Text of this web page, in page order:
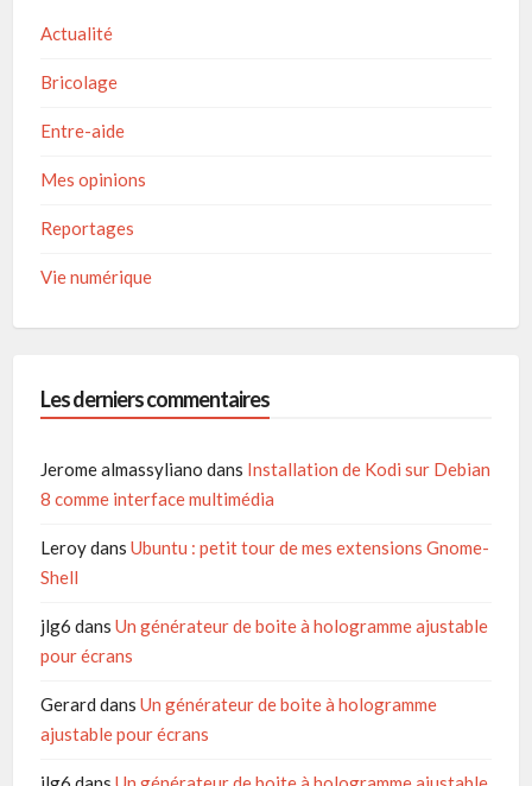
Actualité
Bricolage
Entre-aide
Mes opinions
Reportages
Vie numérique
Les derniers commentaires
Jerome almassyliano dans Installation de Kodi sur Debian
8 comme interface multimédia
Leroydans Ubuntu : petit tour de mes extensions Gnome-
Shell
jlg6 dans Un générateur de boite à hologramme ajustable
pour écrans
Gerard dans Un générateur de boite à hologramme
ajustable pour écrans